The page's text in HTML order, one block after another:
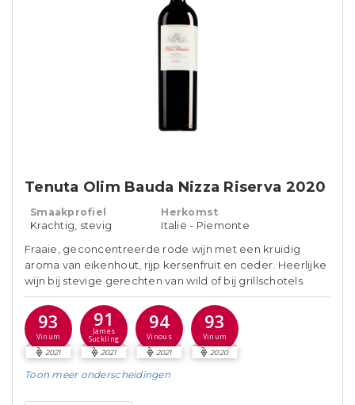
Tenuta Olim Bauda Nizza Riserva 2020
Smaakprofiel
Krachtig, stevig
Herkomst
Italië - Piemonte
Fraaie, geconcentreerde rode wijn met een kruidig
aroma van eikenhout, rijp kersenfruit en ceder. Heerlijke
wijn bij stevige gerechten van wild of bij grillschotels.
93
Vinum
2021
91
James
Suckling
2021
94
Vinous
2021
93
Vinum
2020
Toon meeronderscheidingen